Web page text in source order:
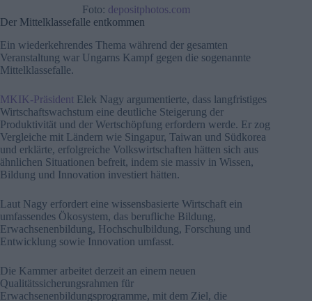
Foto: depositphotos.com
Der Mittelklassefalle entkommen
Ein wiederkehrendes Thema während der gesamten
Veranstaltung war Ungarns Kampf gegen die sogenannte
Mittelklassefalle.
MKIK-Präsident Elek Nagy argumentierte, dass langfristiges
Wirtschaftswachstum eine deutliche Steigerung der
Produktivität und der Wertschöpfung erfordern werde. Er zog
Vergleiche mit Ländern wie Singapur, Taiwan und Südkorea
und erklärte, erfolgreiche Volkswirtschaften hätten sich aus
ähnlichen Situationen befreit, indem sie massiv in Wissen,
Bildung und Innovation investiert hätten.
Laut Nagy erfordert eine wissensbasierte Wirtschaft ein
umfassendes Ökosystem, das berufliche Bildung,
Erwachsenenbildung, Hochschulbildung, Forschung und
Entwicklung sowie Innovation umfasst.
Die Kammer arbeitet derzeit an einem neuen
Qualitätssicherungsrahmen für
Erwachsenenbildungsprogramme, mit dem Ziel, die